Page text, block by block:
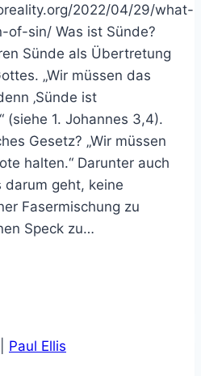
2022/04/29/what-
sin/ Was ist Sünde?
Sünde als Übertretung
„Wir müssen das
‚Sünde ist
(siehe 1. Johannes 3,4).
Gesetz? „Wir müssen
halten.“ Darunter auch
darum geht, keine
Fasermischung zu
Speck zu…
Paul Ellis